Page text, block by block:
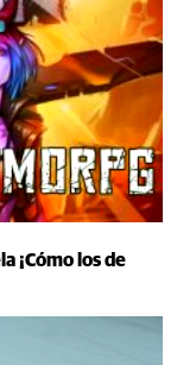
¡Cómo los de